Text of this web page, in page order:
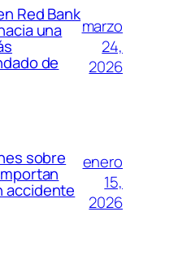
Red Bank
una
de
marzo
24,
2026
sobre
accidente
enero
15,
2026